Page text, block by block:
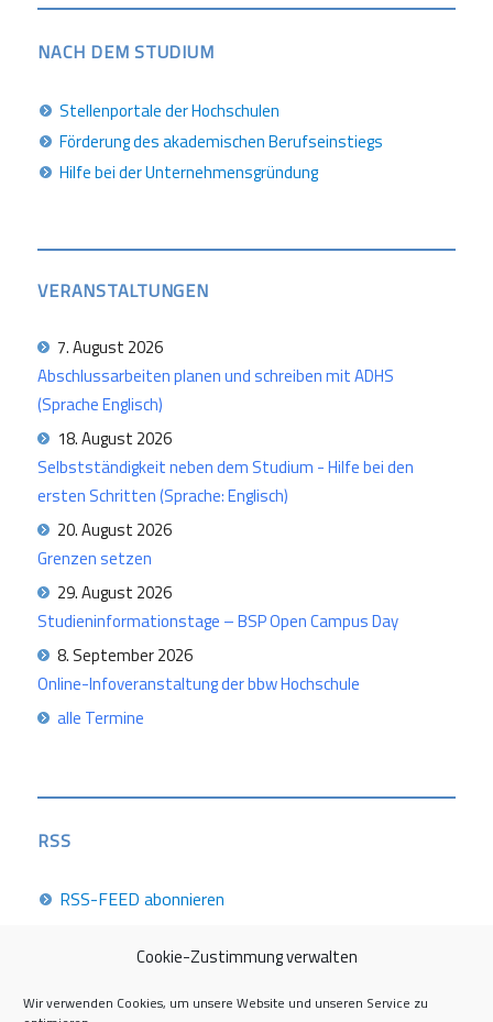
Cookie-Zustimmung verwalten
Wir verwenden Cookies, um unsere Website und unseren Service zu
NACH DEM STUDIUM
Stellenportale der Hochschulen
Förderung des akademischen Berufseinstiegs
Hilfe bei der Unternehmensgründung
VERANSTALTUNGEN
7. August 2026
Abschlussarbeiten planen und schreiben mit ADHS
(Sprache Englisch)
18. August 2026
Selbstständigkeit neben dem Studium - Hilfe bei den
ersten Schritten (Sprache: Englisch)
20. August 2026
Grenzen setzen
29. August 2026
Studieninformationstage – BSP Open Campus Day
8. September 2026
Online-Infoveranstaltung der bbw Hochschule
alle Termine
RSS
RSS-FEED abonnieren
Career Week 2026